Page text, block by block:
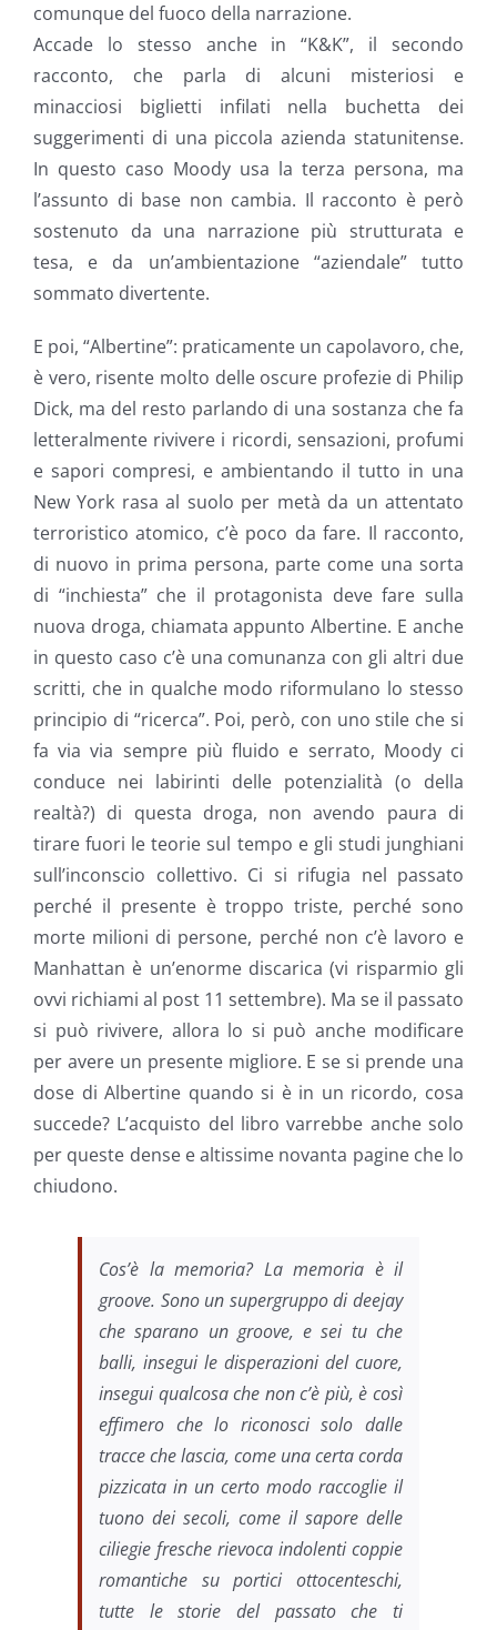
comunque del fuoco della narrazione.
Accade lo stesso anche in “K&K”, il secondo
racconto, che parla di alcuni misteriosi e
minacciosi biglietti infilati nella buchetta dei
suggerimenti di una piccola azienda statunitense.
In questo caso Moody usa la terza persona, ma
l’assunto di base non cambia. Il racconto è però
sostenuto da una narrazione più strutturata e
tesa, e da un’ambientazione “aziendale” tutto
sommato divertente.
E poi, “Albertine”: praticamente un capolavoro, che,
è vero, risente molto delle oscure profezie di Philip
Dick, ma del resto parlando di una sostanza che fa
letteralmente rivivere i ricordi, sensazioni, profumi
e sapori compresi, e ambientando il tutto in una
New York rasa al suolo per metà da un attentato
terroristico atomico, c’è poco da fare. Il racconto,
di nuovo in prima persona, parte come una sorta
di “inchiesta” che il protagonista deve fare sulla
nuova droga, chiamata appunto Albertine. E anche
in questo caso c’è una comunanza con gli altri due
scritti, che in qualche modo riformulano lo stesso
principio di “ricerca”. Poi, però, con uno stile che si
fa via via sempre più fluido e serrato, Moody ci
conduce nei labirinti delle potenzialità (o della
realtà?) di questa droga, non avendo paura di
tirare fuori le teorie sul tempo e gli studi junghiani
sull’inconscio collettivo. Ci si rifugia nel passato
perché il presente è troppo triste, perché sono
morte milioni di persone, perché non c’è lavoro e
Manhattan è un’enorme discarica (vi risparmio gli
ovvi richiami al post 11 settembre). Ma se il passato
si può rivivere, allora lo si può anche modificare
per avere un presente migliore. E se si prende una
dose di Albertine quando si è in un ricordo, cosa
succede? L’acquisto del libro varrebbe anche solo
per queste dense e altissime novanta pagine che lo
chiudono.
Cos’è la memoria? La memoria è il
groove. Sono un supergruppo di deejay
che sparano un groove, e sei tu che
balli, insegui le disperazioni del cuore,
insegui qualcosa che non c’è più, è così
effimero che lo riconosci solo dalle
tracce che lascia, come una certa corda
pizzicata in un certo modo raccoglie il
tuono dei secoli, come il sapore delle
ciliegie fresche rievoca indolenti coppie
romantiche su portici ottocenteschi,
tutte le storie del passato che ti